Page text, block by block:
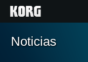
Inicio
Noticias